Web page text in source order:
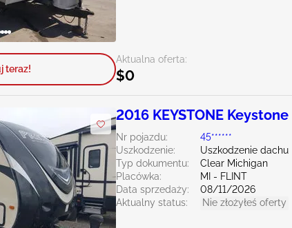
Aktualna oferta:
$0
teraz!
2016 KEYSTONE Keystone
Nr pojazdu:
45******
Uszkodzenie:
Uszkodzenie dachu
Typ dokumentu:
Clear Michigan
Placówka:
MI - FLINT
Data sprzedaży:
08/11/2026
Aktualny status:
Nie złożyłeś oferty